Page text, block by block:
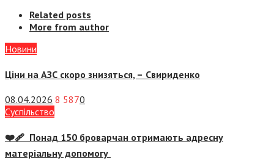
Related posts
More from author
Новини
Ціни на АЗС скоро знизяться, – Свириденко
08.04.2026 8 5870
Суспiльство
❤️‍🩹 Понад 150 броварчан отримають адресну
матеріальну допомогу